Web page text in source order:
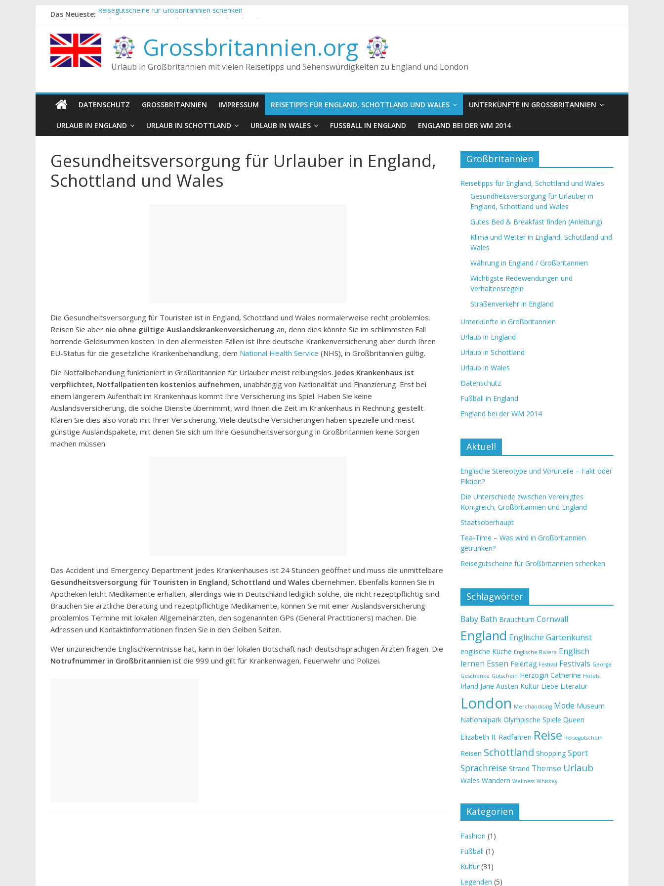
Zum
springen
Das Neueste: Reisegutscheine für Großbritannien schenken
Die Unterschiede zwischen Vereinigtes Königreich, Großbritannien und England
Staatsoberhaupt
Tea-Time – Was wird in Großbritannien getrunken?
Grossbritannien.org
Urlaub in Großbritannien mit vielen Reisetipps und Sehenswürdigkeiten zu England und London
DATENSCHUTZ GROSSBRITANNIEN IMPRESSUM REISETIPPS FÜR ENGLAND, SCHOTTLAND UND WALES UNTERKÜNFTE IN GROSSBRITANNIEN
URLAUB IN ENGLAND URLAUB IN SCHOTTLAND URLAUB IN WALES FUSSBALL IN ENGLAND ENGLAND BEI DER WM 2014
Gesundheitsversorgung für Urlauber in England,
Schottland und Wales
Die Gesundheitsversorgung für Touristen ist in England, Schottland und Wales normalerweise recht problemlos.
Reisen Sie aber nie ohne gültige Auslandskrankenversicherung an, denn dies könnte Sie im schlimmsten Fall
horrende Geldsummen kosten. In den allermeisten Fällen ist Ihre deutsche Krankenversicherung aber durch Ihren
EU-Status für die gesetzliche Krankenbehandlung, dem National Health Service (NHS), in Großbritannien gültig.
Die Notfallbehandlung funktioniert in Großbritannien für Urlauber meist reibungslos. Jedes Krankenhaus ist
verpflichtet, Notfallpatienten kostenlos aufnehmen, unabhängig von Nationalität und Finanzierung. Erst bei
einem längerem Aufenthalt im Krankenhaus kommt Ihre Versicherung ins Spiel. Haben Sie keine
Auslandsversicherung, die solche Dienste übernimmt, wird Ihnen die Zeit im Krankenhaus in Rechnung gestellt.
Klären Sie dies also vorab mit Ihrer Versicherung. Viele deutsche Versicherungen haben spezielle und meist
günstige Auslandspakete, mit denen Sie sich um Ihre Gesundheitsversorgung in Großbritannien keine Sorgen
machen müssen.
Das Accident und Emergency Department jedes Krankenhauses ist 24 Stunden geöffnet und muss die unmittelbare
Gesundheitsversorgung für Touristen in England, Schottland und Wales übernehmen. Ebenfalls können Sie in
Apotheken leicht Medikamente erhalten, allerdings wie in Deutschland lediglich solche, die nicht rezeptpflichtig sind.
Brauchen Sie ärztliche Beratung und rezeptpflichtige Medikamente, können Sie mit einer Auslandsversicherung
problemlos Termine mit lokalen Allgemeinärzten, den sogenannten GPs (General Practitioners) machen. Die
Adressen und Kontaktinformationen finden Sie in den Gelben Seiten.
Wer unzureichende Englischkenntnisse hat, kann in der lokalen Botschaft nach deutschsprachigen Ärzten fragen. Die
Notrufnummer in Großbritannien ist die 999 und gilt für Krankenwagen, Feuerwehr und Polizei.
Großbritannien
Reisetipps für England, Schottland und Wales
Gesundheitsversorgung für Urlauber in
England, Schottland und Wales
Gutes Bed & Breakfast finden (Anleitung)
Klima und Wetter in England, Schottland und
Wales
Währung in England / Großbritannien
Wichtigste Redewendungen und
Verhaltensregeln
Straßenverkehr in England
Unterkünfte in Großbritannien
Urlaub in England
Urlaub in Schottland
Urlaub in Wales
Datenschutz
Fußball in England
England bei der WM 2014
Aktuell
Englische Stereotype und Vorurteile – Fakt oder
Fiktion?
Die Unterschiede zwischen Vereinigtes
Königreich, Großbritannien und England
Staatsoberhaupt
Tea-Time – Was wird in Großbritannien
getrunken?
Reisegutscheine für Großbritannien schenken
Schlagwörter
Baby Bath Brauchtum Cornwall
England Englische Gartenkunst
englische Küche Englische Riviera Englisch
lernen Essen Feiertag Festival Festivals George
Geschenke Gutschein Herzogin Catherine Hotels
Irland Jane Austen Kultur Liebe Literatur
London Merchandising Mode Museum
Nationalpark Olympische Spiele Queen
Elizabeth II. Radfahren Reise Reisegutschein
Reisen Schottland Shopping Sport
Sprachreise Strand Themse Urlaub
Wales Wandern Wellness Whiskey
Kategorien
Fashion (1)
Fußball (1)
Kultur (31)
Legenden (5)